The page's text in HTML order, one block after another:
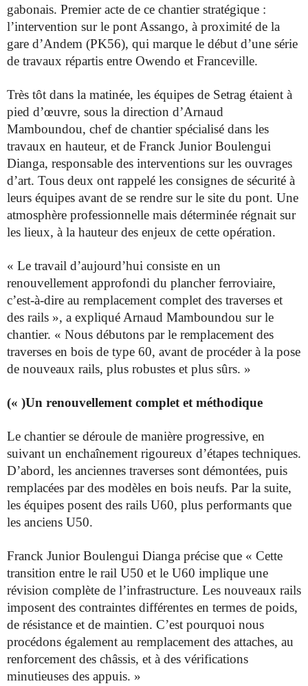
gabonais. Premier acte de ce chantier stratégique :
l’intervention sur le pont Assango, à proximité de la
gare d’Andem (PK56), qui marque le début d’une série
de travaux répartis entre Owendo et Franceville.
Très tôt dans la matinée, les équipes de Setrag étaient à
pied d’œuvre, sous la direction d’Arnaud
Mamboundou, chef de chantier spécialisé dans les
travaux en hauteur, et de Franck Junior Boulengui
Dianga, responsable des interventions sur les ouvrages
d’art. Tous deux ont rappelé les consignes de sécurité à
leurs équipes avant de se rendre sur le site du pont. Une
atmosphère professionnelle mais déterminée régnait sur
les lieux, à la hauteur des enjeux de cette opération.
« Le travail d’aujourd’hui consiste en un
renouvellement approfondi du plancher ferroviaire,
c’est-à-dire au remplacement complet des traverses et
des rails », a expliqué Arnaud Mamboundou sur le
chantier. « Nous débutons par le remplacement des
traverses en bois de type 60, avant de procéder à la pose
de nouveaux rails, plus robustes et plus sûrs. »
(« )Un renouvellement complet et méthodique
Le chantier se déroule de manière progressive, en
suivant un enchaînement rigoureux d’étapes techniques.
D’abord, les anciennes traverses sont démontées, puis
remplacées par des modèles en bois neufs. Par la suite,
les équipes posent des rails U60, plus performants que
les anciens U50.
Franck Junior Boulengui Dianga précise que « Cette
transition entre le rail U50 et le U60 implique une
révision complète de l’infrastructure. Les nouveaux rails
imposent des contraintes différentes en termes de poids,
de résistance et de maintien. C’est pourquoi nous
procédons également au remplacement des attaches, au
renforcement des châssis, et à des vérifications
minutieuses des appuis. »